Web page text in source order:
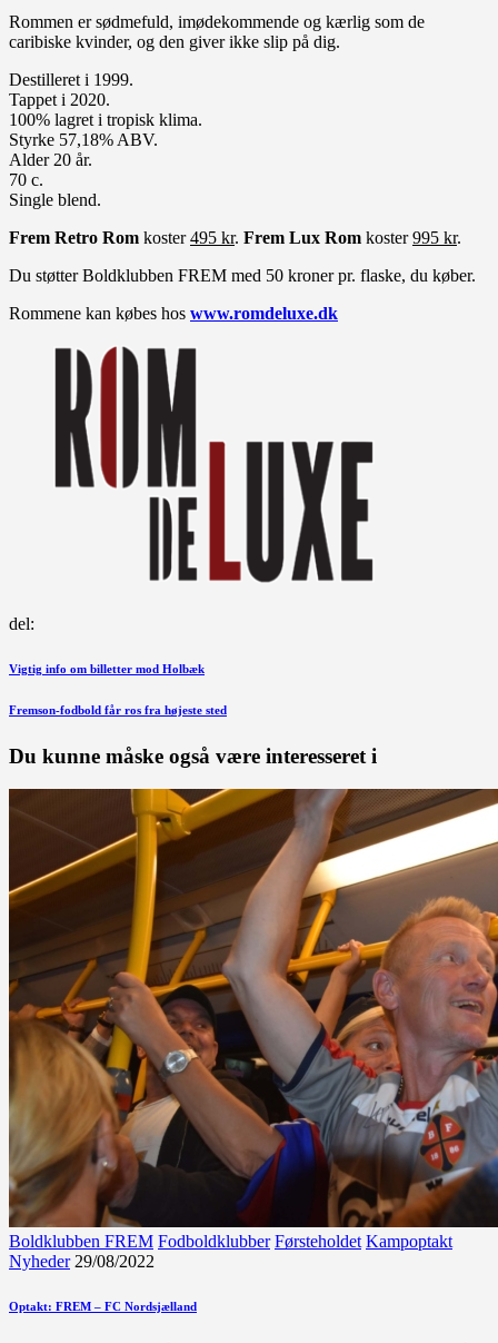
Rommen er sødmefuld, imødekommende og kærlig som de
caribiske kvinder, og den giver ikke slip på dig.
Destilleret i 1999.
Tappet i 2020.
100% lagret i tropisk klima.
Styrke 57,18% ABV.
Alder 20 år.
70 c.
Single blend.
Frem Retro Rom koster495 kr. Frem Lux Rom koster995 kr.
Du støtter Boldklubben FREM med 50 kroner pr. flaske, du køber.
Rommene kan købes hos www.romdeluxe.dk
del:
Indlægsnavigation
Forrige
Vigtig info om billetter mod Holbæk
Næste
Fremson-fodbold får ros fra højeste sted
Du kunne måske også være interesseret i
Boldklubben FREM Fodboldklubber Førsteholdet Kampoptakt
Nyheder 29/08/2022
Optakt: FREM – FC Nordsjælland